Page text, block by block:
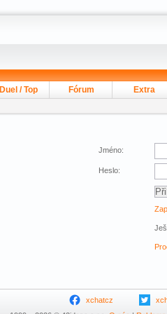
Duel / Top Fórum Extra
Jméno:
Heslo:
xchatcz